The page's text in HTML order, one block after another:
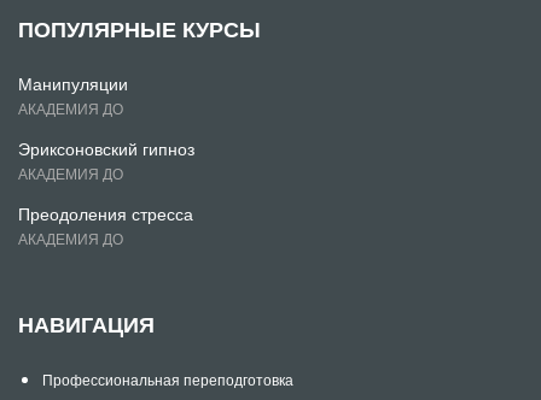
ПОПУЛЯРНЫЕ КУРСЫ
Манипуляции
АКАДЕМИЯ ДО
Эриксоновский гипноз
АКАДЕМИЯ ДО
Преодоления стресса
АКАДЕМИЯ ДО
НАВИГАЦИЯ
Профессиональная переподготовка